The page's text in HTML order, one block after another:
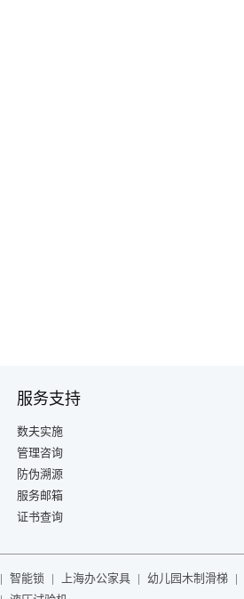
服务支持
数夫实施
管理咨询
防伪溯源
服务邮箱
证书查询
| 智能锁 | 上海办公家具 | 幼儿园木制滑梯 |